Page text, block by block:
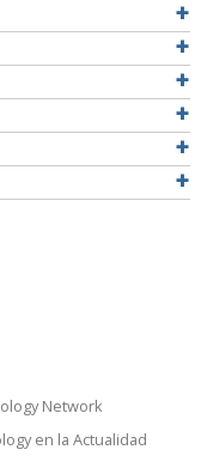
Network
en la Actualidad